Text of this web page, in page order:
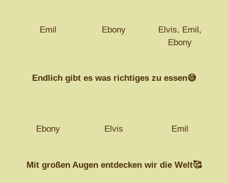
Emil Ebony
Elvis, Emil,
Ebony
Endlich gibt es was richtiges zu essen😅
Ebony Elvis Emil
Mit großen Augen entdecken wir die Welt🥰